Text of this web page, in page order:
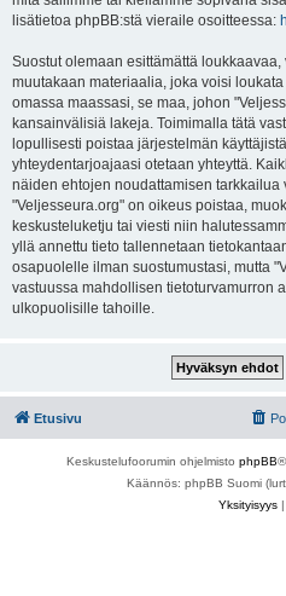
lisätietoa phpBB:stä vieraile osoitteessa:
Suostut olemaan esittämättä
muutakaan materiaalia, joka voisi
omassa maassasi, se maa, johon
kansainvälisiä lakeja. Toimimalla tätä
lopullisesti poistaa järjestelmän
yhteydentarjoajaasi otetaan yhteyttä.
näiden ehtojen noudattamisen tarkkailua
"Veljesseura.org" on oikeus poistaa,
keskusteluketju tai viesti niin
yllä annettu tieto tallennetaan
osapuolelle ilman suostumustasi, mutta
vastuussa mahdollisen tietoturvamurron
ulkopuolisille tahoille.
Etusivu
Keskustelufoorumin ohjelmisto phpBB
Käännös: phpBB Suomi
Yksityisyys |